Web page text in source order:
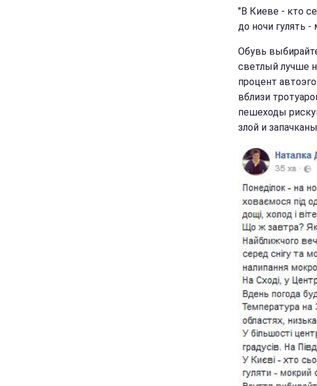
"В Киеве - кто
до ночи гулять -
Обувь
светлый лучше
процент
вблизи
пешеходы
злой и